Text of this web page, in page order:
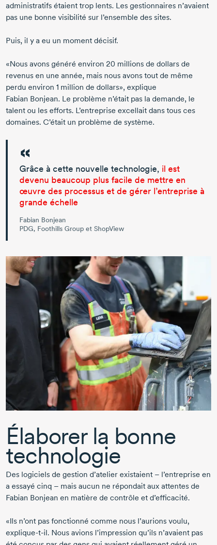
administratifs étaient trop lents. Les gestionnaires n’avaient
pas une bonne visibilité sur l’ensemble des sites.
Puis, il y a eu un moment décisif.
«Nous avons généré environ 20 millions de dollars de
revenus en une année, mais nous avons tout de même
perdu environ 1 million de dollars», explique
Fabian Bonjean. Le problème n’était pas la demande, le
talent ou les efforts. L’entreprise excellait dans tous ces
domaines. C’était un problème de système.
Grâce à cette nouvelle technologie, il est
devenu beaucoup plus facile de mettre en
œuvre des processus et de gérer l’entreprise à
grande échelle
Fabian Bonjean
PDG, Foothills Group et ShopView
Élaborer la bonne
technologie
Des logiciels de gestion d’atelier existaient – l’entreprise en
a essayé cinq – mais aucun ne répondait aux attentes de
Fabian Bonjean en matière de contrôle et d’efficacité.
«Ils n’ont pas fonctionné comme nous l’aurions voulu,
explique-t-il. Nous avions l’impression qu’ils n’avaient pas